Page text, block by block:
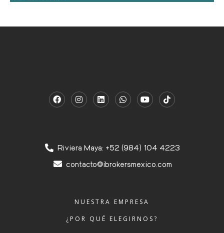
Riviera Maya: +52 (984) 104 4223
contacto@ibrokersmexico.com
NUESTRA EMPRESA
¿POR QUÉ ELEGIRNOS?